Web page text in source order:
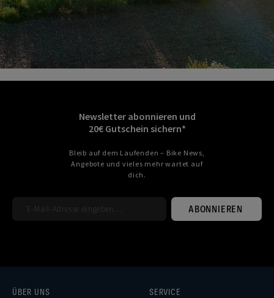
Newsletter abonnieren und
20€ Gutschein sichern*
Bleib auf dem Laufenden – Bike News,
Angebote und vieles mehr wartet auf
dich.
ABONNIEREN
ÜBER UNS SERVICE